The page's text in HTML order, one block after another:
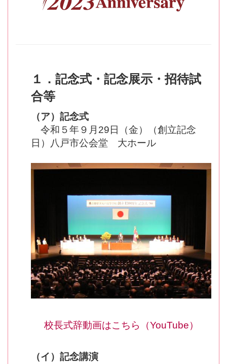
１．記念式・記念展示・招待試
合等
（ア）記念式
令和５年９月29日（金）（創立記念
日）八戸市公会堂 大ホール
校長式辞動画はこちら（YouTube）
（イ）記念講演